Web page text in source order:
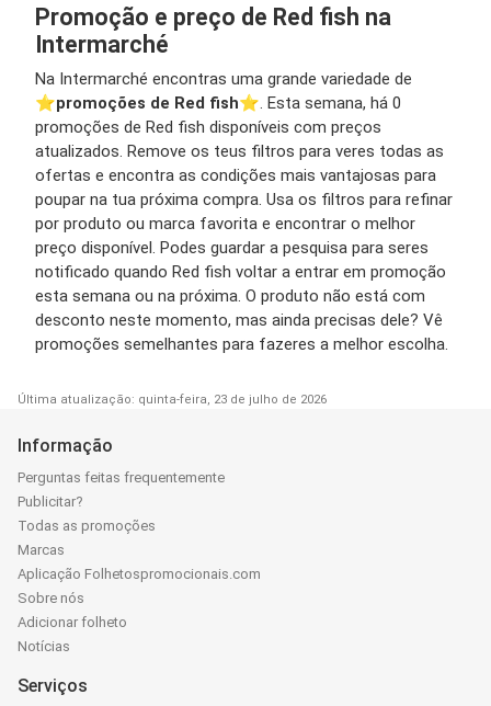
Promoção e preço de Red fish na
Intermarché
Na Intermarché encontras uma grande variedade de
⭐️promoções de Red fish⭐️. Esta semana, há 0
promoções de Red fish disponíveis com preços
atualizados. Remove os teus filtros para veres todas as
ofertas e encontra as condições mais vantajosas para
poupar na tua próxima compra. Usa os filtros para refinar
por produto ou marca favorita e encontrar o melhor
preço disponível. Podes guardar a pesquisa para seres
notificado quando Red fish voltar a entrar em promoção
esta semana ou na próxima. O produto não está com
desconto neste momento, mas ainda precisas dele? Vê
promoções semelhantes para fazeres a melhor escolha.
Última atualização: quinta-feira, 23 de julho de 2026
Informação
Perguntas feitas frequentemente
Publicitar?
Todas as promoções
Marcas
Aplicação Folhetospromocionais.com
Sobre nós
Adicionar folheto
Notícias
Serviços